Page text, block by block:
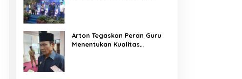
Arton Tegaskan Peran Guru
Menentukan Kualitas